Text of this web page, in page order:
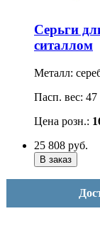
Серьги
ситаллом
Металл:
Пасп. вес: 47
Цена розн.:
25 808 руб.